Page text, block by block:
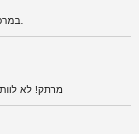
במרכז הקראי העולמי.
מרתק! לא